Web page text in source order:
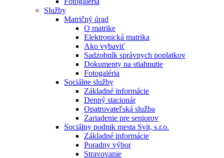
Služby
Matričný úrad
O matrike
Elektronická matrika
Ako vybaviť
Sadzobník správnych poplatkov
Dokumenty na stiahnutie
Fotogaléria
Sociálne služby
Základné informácie
Denný stacionár
Opatrovateľská služba
Zariadenie pre seniorov
Sociálny podnik mesta Svit, s.r.o.
Základné informácie
Poradny výbor
Stravovanie